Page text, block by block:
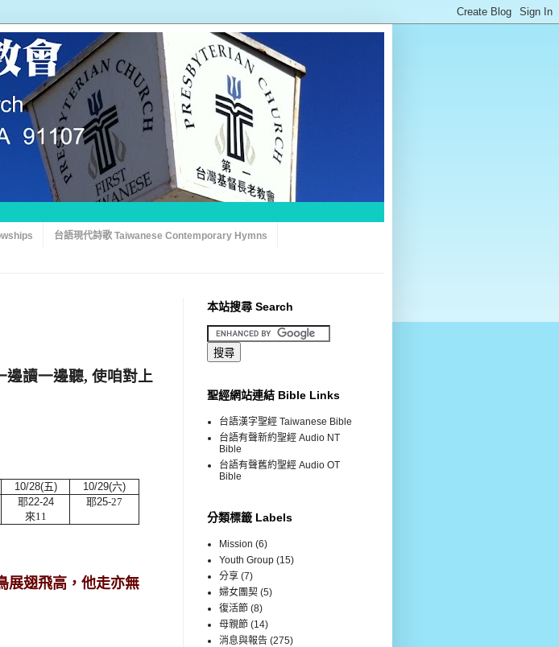
台語現代詩歌 Taiwanese Contemporary Hymns
讀一邊聽, 使咱對上
10/28(五) 10/29(六)
耶22-24
來11
耶25-27
展翅飛高，他走亦無
本站搜尋 Search
聖經網站連結 Bible Links
台語漢字聖經 Taiwanese Bible
台語有聲新約聖經 Audio NT
Bible
台語有聲舊約聖經 Audio OT
Bible
分類標籤 Labels
Mission (6)
Youth Group (15)
分享 (7)
婦女團契 (5)
復活節 (8)
母親節 (14)
消息與報告 (275)